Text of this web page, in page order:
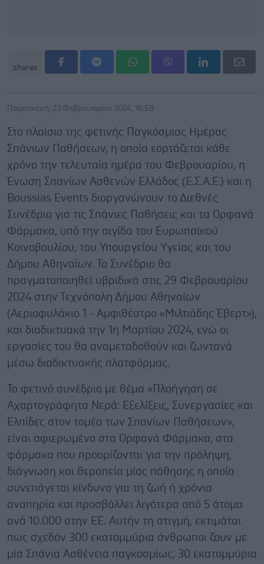
shares
Παρασκευή, 23 Φεβρουαρίου 2024, 16:58
Στο πλαίσιο της φετινής Παγκόσμιας Ημέρας
Σπάνιων Παθήσεων, η οποία εορτάζεται κάθε
χρόνο την τελευταία ημέρα του Φεβρουαρίου, η
Ένωση Σπανίων Ασθενών Ελλάδος (Ε.Σ.Α.Ε.) και η
Boussias Events διοργανώνουν το Διεθνές
Συνέδριο για τις Σπάνιες Παθήσεις και τα Ορφανά
Φάρμακα, υπό την αιγίδα του Ευρωπαϊκού
Κοινοβουλίου, του Υπουργείου Υγείας και του
Δήμου Αθηναίων. Το Συνέδριο θα
πραγματοποιηθεί υβριδικά στις 29 Φεβρουαρίου
2024 στην Τεχνόπολη Δήμου Αθηναίων
(Αεριοφυλάκιο 1 - Αμφιθέατρο «Μιλτιάδης Έβερτ»),
και διαδικτυακά την 1η Μαρτίου 2024, ενώ οι
εργασίες του θα αναμεταδοθούν και ζωντανά
μέσω διαδικτυακής πλατφόρμας.
Το φετινό συνέδριο με θέμα «Πλοήγηση σε
Αχαρτογράφητα Νερά: Εξελίξεις, Συνεργασίες και
Ελπίδες στον τομέα των Σπανίων Παθήσεων»,
είναι αφιερωμένο στα Ορφανά Φάρμακα, στα
φάρμακα που προορίζονται για την πρόληψη,
διάγνωση και θεραπεία μίας πάθησης η οποία
συνεπάγεται κίνδυνο για τη ζωή ή χρόνια
αναπηρία και προσβάλλει λιγότερα από 5 άτομα
ανά 10.000 στην ΕΕ. Αυτήν τη στιγμή, εκτιμάται
πως σχεδόν 300 εκατομμύρια άνθρωποι ζουν με
μία Σπάνια Ασθένεια παγκοσμίως, 30 εκατομμύρια